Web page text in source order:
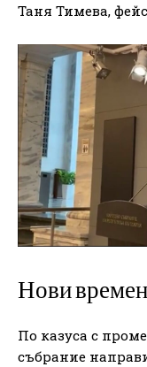
Таня Тимева,
Нови
По казуса с
събрание